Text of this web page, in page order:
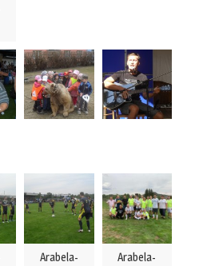
Arabela-
Arabela-